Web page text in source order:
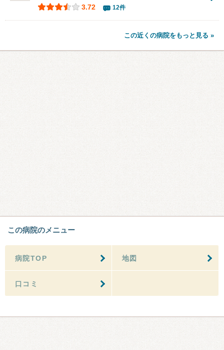
3.72 12件
この近くの病院をもっと見る »
この病院のメニュー
病院TOP 地図
口コミ